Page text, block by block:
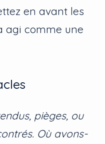
en avant les
agi comme une
pièges, ou
Où avons-